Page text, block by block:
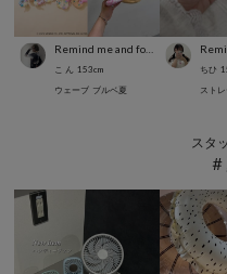
こ ん 153cm
ウェーブ ブルベ夏
ちひ
ストレ
スタ